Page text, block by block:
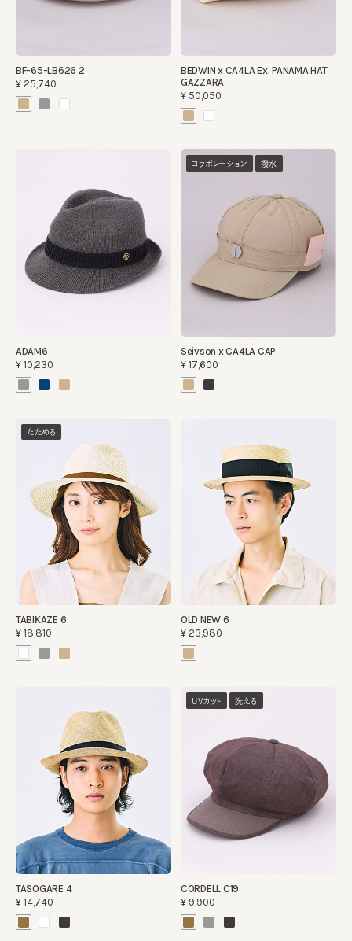
BF-65-LB626 2
¥25,740
BEDWIN x CA4LA Ex. PANAMA HAT
GAZZARA
¥50,050
ADAM6
¥10,230
コラボレーション 撥水
Seivson x CA4LA CAP
¥17,600
たためる
TABIKAZE 6
¥18,810
OLD NEW 6
¥23,980
TASOGARE 4
¥14,740
UVカット 洗える
CORDELL C19
¥9,900